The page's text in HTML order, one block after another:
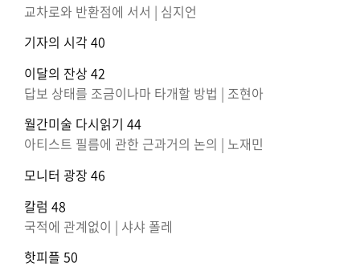
교차로와 반환점에 서서 | 심지언
기자의 시각 40
이달의 잔상 42
답보 상태를 조금이나마 타개할 방법 | 조현아
월간미술 다시읽기 44
아티스트 필름에 관한 근과거의 논의 | 노재민
모니터 광장 46
칼럼 48
국적에 관계없이 | 샤샤 폴레
핫피플 50